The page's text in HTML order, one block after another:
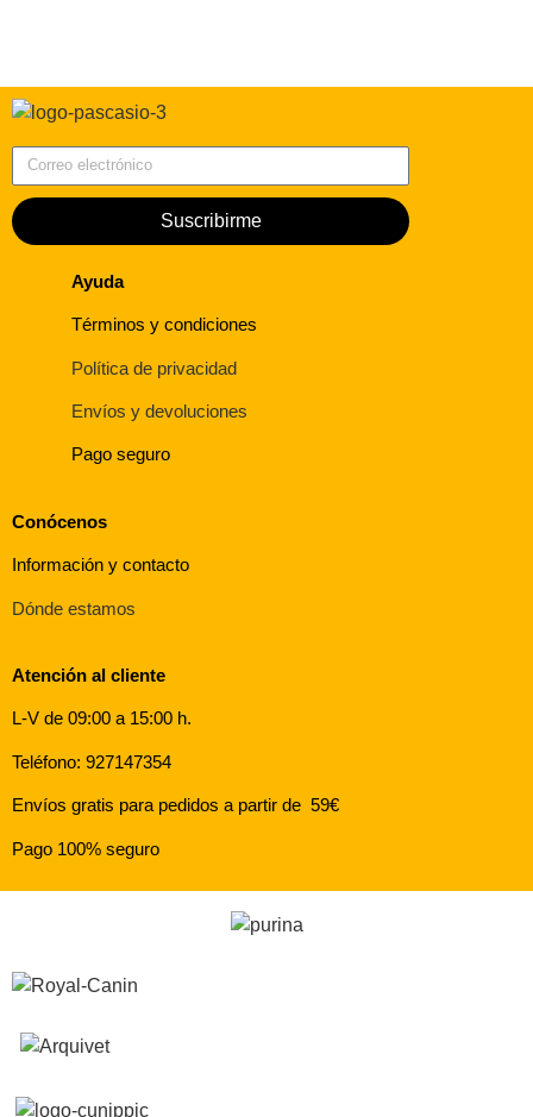
Suscribirme
Ayuda
Términos y condiciones
Política de privacidad
Envíos y devoluciones
Pago seguro
Conócenos
Información y contacto
Dónde estamos
Atención al cliente
L-V de 09:00 a 15:00 h.
Teléfono: 927147354
Envíos gratis para pedidos a partir de 59€
Pago 100% seguro